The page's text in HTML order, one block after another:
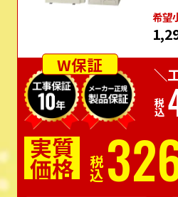
希望
W保証
＼
税込
実質
価格 税込